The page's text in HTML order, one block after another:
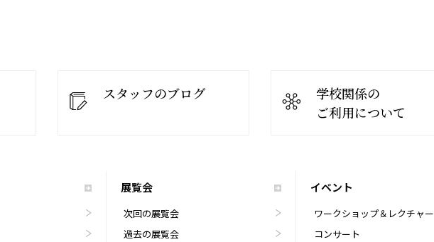
スタッフのブログ
学校関係の
ご利用について
展覧会
次回の展覧会
過去の展覧会
イベント
ワークショップ＆レクチャー
コンサート